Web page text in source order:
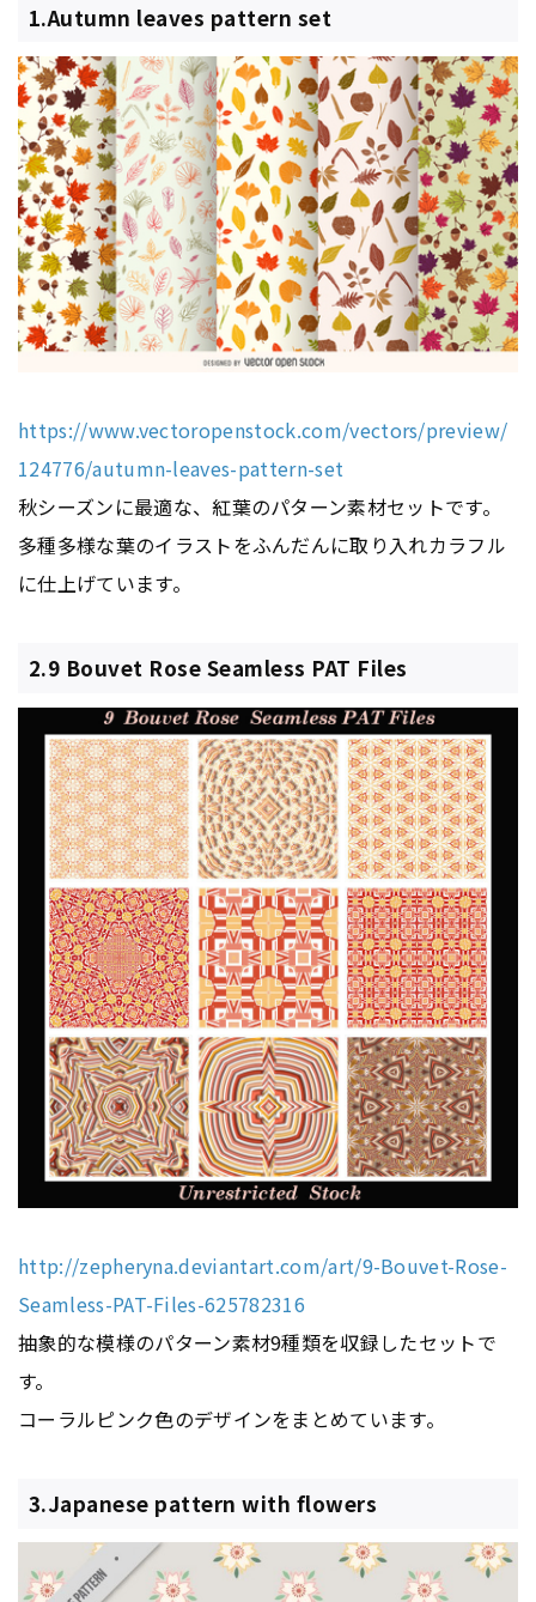
1.Autumn leaves pattern set
https://www.vectoropenstock.com/vectors/preview/
124776/autumn-leaves-pattern-set
秋シーズンに最適な、紅葉のパターン素材セットです。
多種多様な葉のイラストをふんだんに取り入れカラフル
に仕上げています。
2.9 Bouvet Rose Seamless PAT Files
http://zepheryna.deviantart.com/art/9-Bouvet-Rose-
Seamless-PAT-Files-625782316
抽象的な模様のパターン素材9種類を収録したセットで
す。
コーラルピンク色のデザインをまとめています。
3.Japanese pattern with flowers